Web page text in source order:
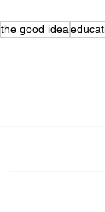
the good idea